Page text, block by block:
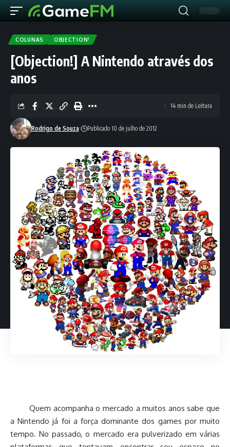
COLUNAS OBJECTION!
[Objection!] A Nintendo através dos
anos
Rodrigo de Souza Publicado 10 de julho de 2012
14 min de Leitura
Quem acompanha o mercado a muitos anos sabe que
a Nintendo já foi a força dominante dos games por muito
tempo. No passado, o mercado era pulverizado em várias